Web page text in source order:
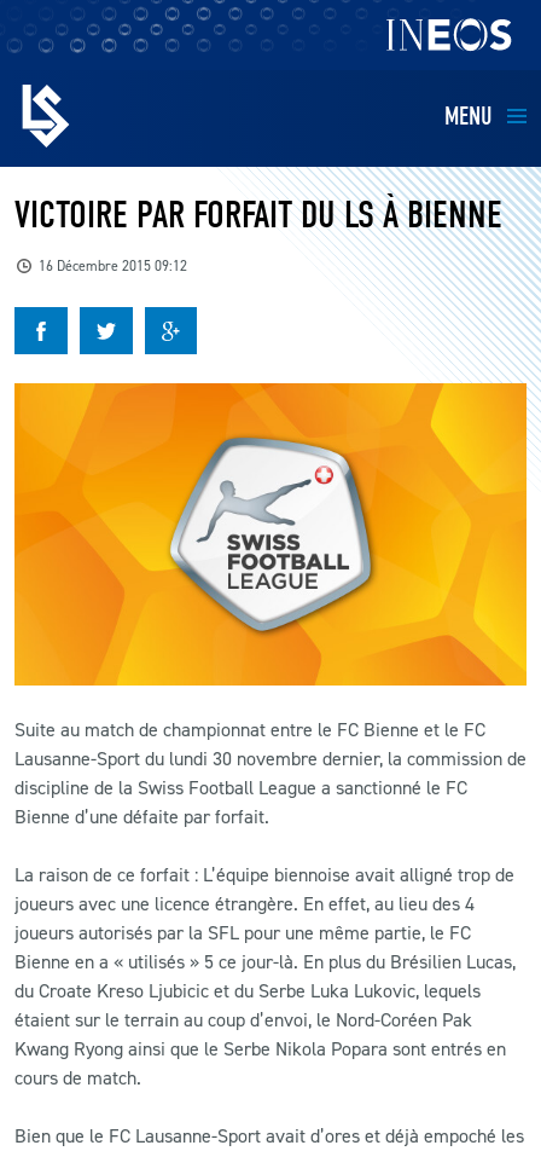
MENU
EQUIPES
BILLETTERIE
FANS
BUSINESS
RESTAURATION
CONTACT
ACTUALITÉS
L’APP DU LS
LS ACADEMY CAMPS
MATCH DES CELEBRITES
VICTOIRE PAR FORFAIT DU LS À BIENNE
16 Décembre 2015 09:12
Suite au match de championnat entre le FC Bienne et le FC
Lausanne-Sport du lundi 30 novembre dernier, la commission de
discipline de la Swiss Football League a sanctionné le FC
Bienne d’une défaite par forfait.
La raison de ce forfait : L’équipe biennoise avait alligné trop de
joueurs avec une licence étrangère. En effet, au lieu des 4
joueurs autorisés par la SFL pour une même partie, le FC
Bienne en a « utilisés » 5 ce jour-là. En plus du Brésilien Lucas,
du Croate Kreso Ljubicic et du Serbe Luka Lukovic, lequels
étaient sur le terrain au coup d’envoi, le Nord-Coréen Pak
Kwang Ryong ainsi que le Serbe Nikola Popara sont entrés en
cours de match.
Bien que le FC Lausanne-Sport avait d’ores et déjà empoché les